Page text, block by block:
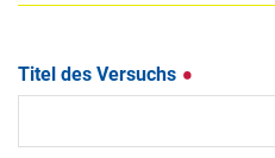
Titel des Versuchs